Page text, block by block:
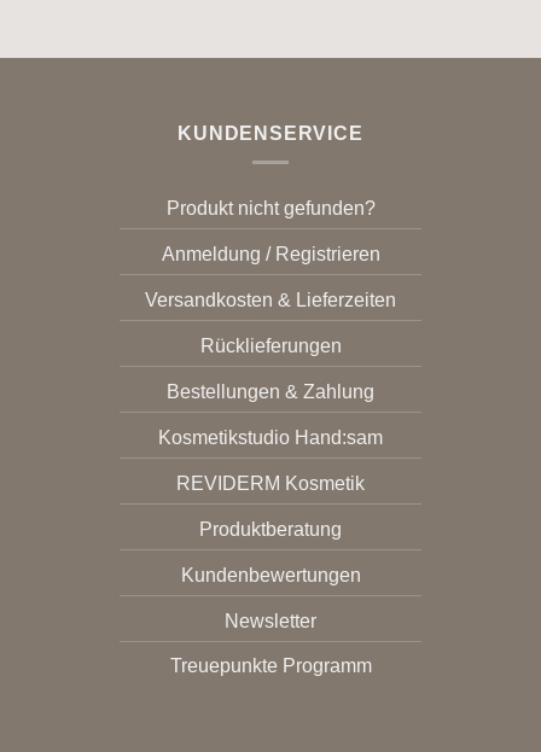
KUNDENSERVICE
Produkt nicht gefunden?
Anmeldung / Registrieren
Versandkosten & Lieferzeiten
Rücklieferungen
Bestellungen & Zahlung
Kosmetikstudio Hand:sam
REVIDERM Kosmetik
Produktberatung
Kundenbewertungen
Newsletter
Treuepunkte Programm